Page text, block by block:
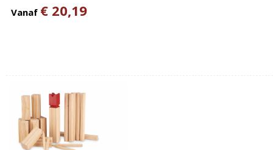
Vanaf € 20,19